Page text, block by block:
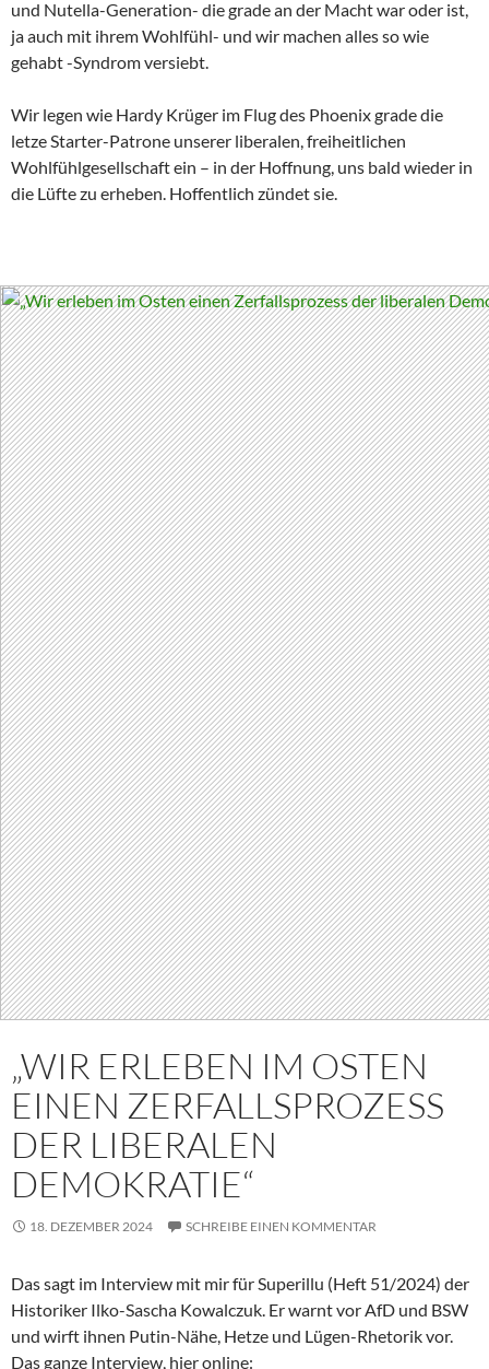
und Nutella-Generation- die grade an der Macht war oder ist,
ja auch mit ihrem Wohlfühl- und wir machen alles so wie
gehabt -Syndrom versiebt.
Wir legen wie Hardy Krüger im Flug des Phoenix grade die
letze Starter-Patrone unserer liberalen, freiheitlichen
Wohlfühlgesellschaft ein – in der Hoffnung, uns bald wieder in
die Lüfte zu erheben. Hoffentlich zündet sie.
„WIR ERLEBEN IM OSTEN
EINEN ZERFALLSPROZESS
DER LIBERALEN
DEMOKRATIE“
18. DEZEMBER 2024 SCHREIBE EINEN KOMMENTAR
Das sagt im Interview mit mir für Superillu (Heft 51/2024) der
Historiker Ilko-Sascha Kowalczuk. Er warnt vor AfD und BSW
und wirft ihnen Putin-Nähe, Hetze und Lügen-Rhetorik vor.
Das ganze Interview, hier online: